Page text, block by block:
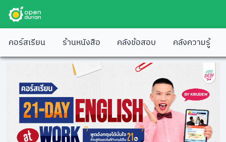
คอร์สเรียน ร้านหนังสือ คลังข้อสอบ คลังความรู้